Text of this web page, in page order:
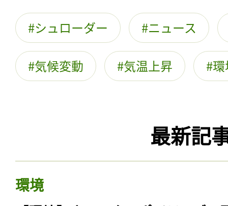
シュローダー ニュース
気候変動 気温上昇
最新記
環境